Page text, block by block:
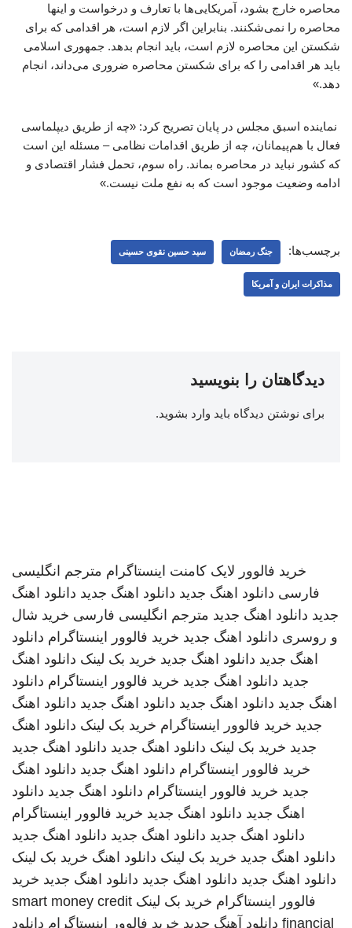
محاصره خارج بشود، آمریکایی‌ها با تعارف و درخواست و اینها
محاصره را نمی‌شکنند. بنابراین اگر لازم است، هر اقدامی که برای
شکستن این محاصره لازم است، باید انجام بدهد. جمهوری اسلامی
باید هر اقدامی را که برای شکستن محاصره ضروری می‌داند، انجام
دهد.»
نماینده اسبق مجلس در پایان تصریح کرد: «چه از طریق دیپلماسی
فعال با هم‌پیمانان، چه از طریق اقدامات نظامی – مسئله این است
که کشور نباید در محاصره بماند. راه سوم، تحمل فشار اقتصادی و
ادامه وضعیت موجود است که به نفع ملت نیست.»
برچسب‌ها: جنگ رمضان سید حسین نقوی حسینی
مذاکرات ایران و آمریکا
دیدگاهتان را بنویسید
برای نوشتن دیدگاه باید وارد بشوید.
خرید فالوور لایک کامنت اینستاگرام مترجم انگلیسی
فارسی دانلود اهنگ جدید دانلود اهنگ جدید دانلود اهنگ
جدید دانلود اهنگ جدید مترجم انگلیسی فارسی خرید شال
و روسری دانلود اهنگ جدید خرید فالوور اینستاگرام دانلود
اهنگ جدید دانلود اهنگ جدید خرید بک لینک دانلود اهنگ
جدید دانلود اهنگ جدید خرید فالوور اینستاگرام دانلود
اهنگ جدید دانلود اهنگ جدید دانلود اهنگ جدید دانلود اهنگ
جدید خرید فالوور اینستاگرام خرید بک لینک دانلود اهنگ
جدید خرید بک لینک دانلود اهنگ جدید دانلود اهنگ جدید
خرید فالوور اینستاگرام دانلود اهنگ جدید دانلود اهنگ
جدید خرید فالوور اینستاگرام دانلود اهنگ جدید دانلود
اهنگ جدید دانلود اهنگ جدید خرید فالوور اینستاگرام
دانلود اهنگ جدید دانلود اهنگ جدید دانلود اهنگ جدید
دانلود اهنگ جدید خرید بک لینک دانلود اهنگ خرید بک لینک
دانلود اهنگ جدید دانلود اهنگ جدید دانلود اهنگ جدید خرید
فالوور اینستاگرام خرید بک لینک smart money credit
financial دانلود آهنگ جدید خرید فالوور اینستاگرام دانلود